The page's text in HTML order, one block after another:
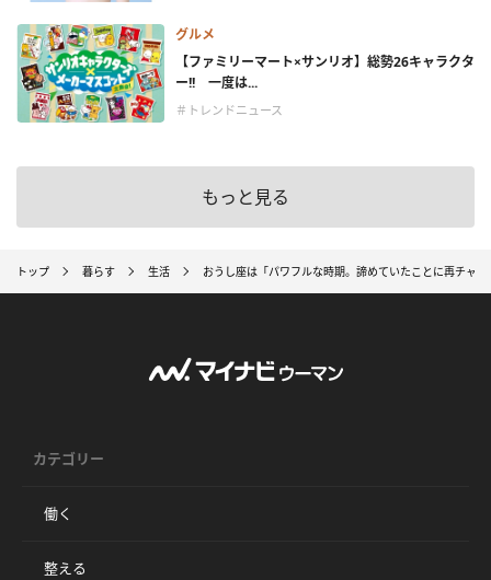
グルメ
【ファミリーマート×サンリオ】総勢26キャラクタ
ー!! 一度は...
＃トレンドニュース
もっと見る
トップ 暮らす 生活 おうし座は「パワフルな時期。諦めていたことに再チャ
カテゴリー
働く
整える